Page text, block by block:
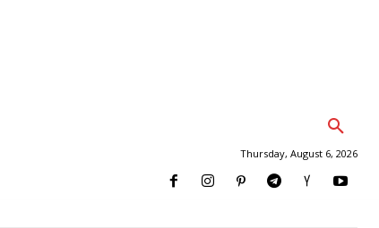
Thursday, August 6, 2026